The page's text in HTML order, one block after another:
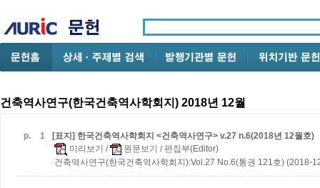
건축역사연구(한국건축역사학회지) 2018년 12월
p. 1
[표지] 한국건축역사학회지 <건축역사연구> v.27 n.6(2018년 12월호)
미리보기 / 원문보기 / 편집부(Editor)
건축역사연구(한국건축역사학회지):Vol.27 No.6(통권 121호) (2018-